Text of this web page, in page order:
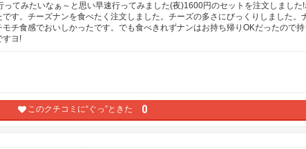
てみたいなぁ～と思い早速行ってみました(夜)1600円のセットを注文しました!
す。チーズナンを食べたく注文しました。チーズの多さにびっくりしました。
チ食感でおいしかったです。でも食べきれずナンはお持ち帰りOKだったので
すヨ!
このクチコミに“ぐっ”ときた 0